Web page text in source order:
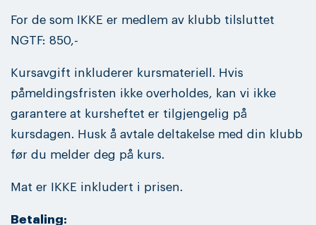
For de som IKKE er medlem av klubb tilsluttet
NGTF: 850,-
Kursavgift inkluderer kursmateriell. Hvis
påmeldingsfristen ikke overholdes, kan vi ikke
garantere at kursheftet er tilgjengelig på
kursdagen. Husk å avtale deltakelse med din klubb
før du melder deg på kurs.
Mat er IKKE inkludert i prisen.
Betaling: